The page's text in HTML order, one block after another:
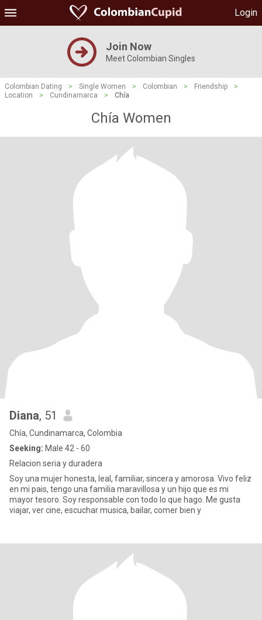
Login
Join Now
Meet Colombian Singles
Colombian Dating > Single Women > Colombian > Friendship
>
Location
> Cundinamarca > Chía
Chía Women
Diana, 51
Chía, Cundinamarca, Colombia
Seeking: Male 42 - 60
Relacion seria y duradera
Soy una mujer honesta, leal, familiar, sincera y amorosa. Vivo feliz
en mi pais, tengo una familia maravillosa y un hijo que es mi
mayor tesoro. Soy responsable con todo lo que hago. Me gusta
viajar, ver cine, escuchar musica, bailar, comer bien y